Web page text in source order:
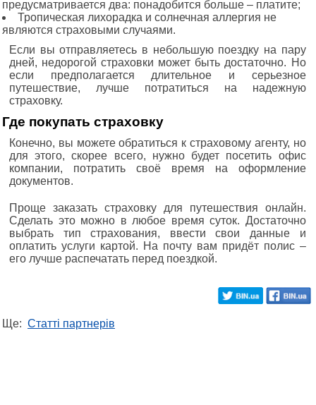
предусматривается два: понадобится больше – платите;
Тропическая лихорадка и солнечная аллергия не
являются страховыми случаями.
Если вы отправляетесь в небольшую поездку на пару
дней, недорогой страховки может быть достаточно. Но
если предполагается длительное и серьезное
путешествие, лучше потратиться на надежную
страховку.
Где покупать страховку
Конечно, вы можете обратиться к страховому агенту, но
для этого, скорее всего, нужно будет посетить офис
компании, потратить своё время на оформление
документов.
Проще заказать страховку для путешествия онлайн.
Сделать это можно в любое время суток. Достаточно
выбрать тип страхования, ввести свои данные и
оплатить услуги картой. На почту вам придёт полис –
его лучше распечатать перед поездкой.
Ще: Статті партнерів